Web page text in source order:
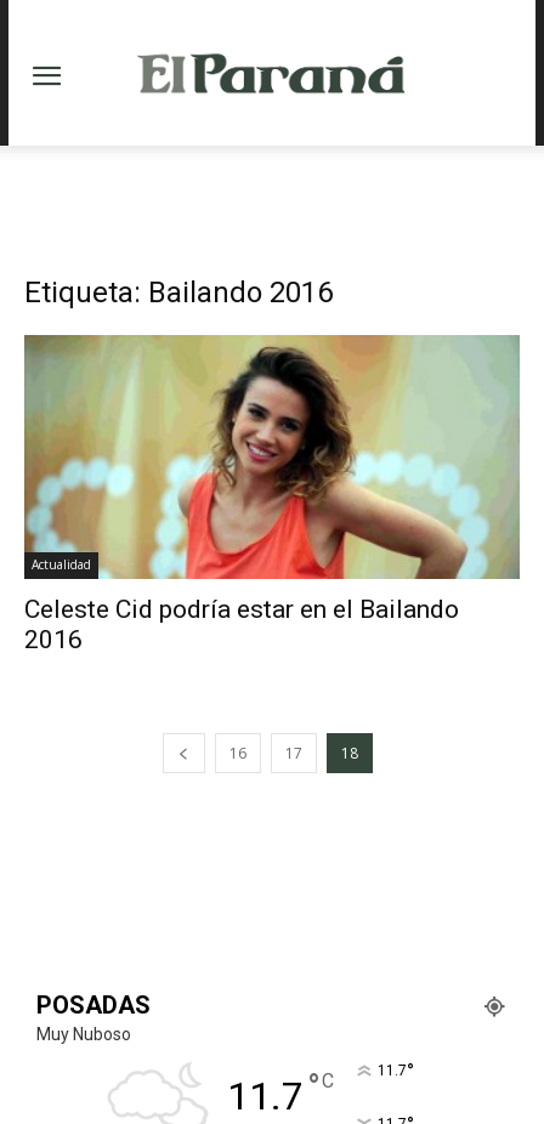
Etiqueta: Bailando 2016
Actualidad
Celeste Cid podría estar en el Bailando
2016
16 17 18
POSADAS
Muy Nuboso
11.7 °C 11.7°